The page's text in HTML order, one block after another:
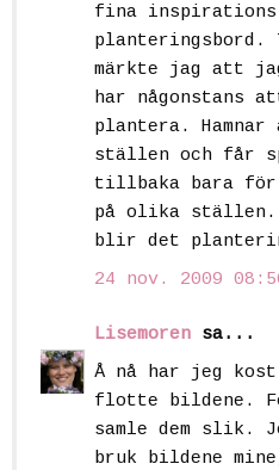
fina inspirations
planteringsbord.
märkte jag att
har någonstans
plantera.
ställen och får
tillbaka bara
på olika
blir det
24 nov. 2009
Lisemoren sa...
Å nå har jeg kost
flotte bildene.
samle dem slik.
bruk bildene